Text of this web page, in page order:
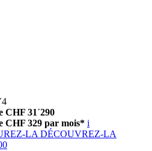
CHF 31´290
CHF 329 par mois* i
LA DÉCOUVREZ-LA